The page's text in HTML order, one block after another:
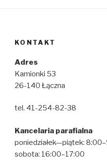
KONTAKT
Adres
Kamionki 53
26-140 Łączna
tel. 41-254-82-38
Kancelaria parafialna
poniedziałek—piątek:
sobota: 16:00–17:00